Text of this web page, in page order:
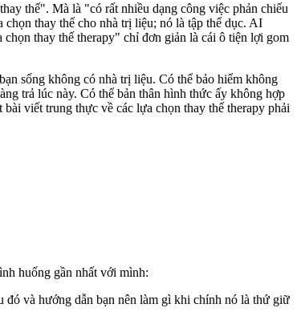
thế". Mà là "có rất nhiều dạng công việc phản chiếu
thay thế cho nhà trị liệu; nó là tập thể dục. AI
thay thế therapy" chỉ đơn giản là cái ô tiện lợi gom
sống không có nhà trị liệu. Có thể bảo hiểm không
trả lúc này. Có thể bản thân hình thức ấy không hợp
viết trung thực về các lựa chọn thay thế therapy phải
huống gần nhất với mình:
và hướng dẫn bạn nên làm gì khi chính nó là thứ giữ